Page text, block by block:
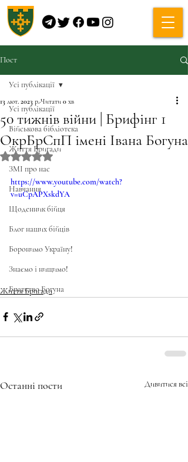
Пост
Усі публікації
Військова бібліотека
Життя Бригади
ЗМІ про нас
Навчання
Щоденник бійця
Блог наших бійців
Боронимо Україну!
Знаємо і нищимо!
Братство Богуна
Усі публікації
50 тижнів війни | Брифінг 1
ОкрБрСпП імені Івана Богуна
13 лют. 2023 р.Читати 0 хв
Оцінка: NaN з 5 зірок.
https://www.youtube.com/watch?
v=uCpAPXskdYA
Життя Бригади
Останні пости Дивитися всі